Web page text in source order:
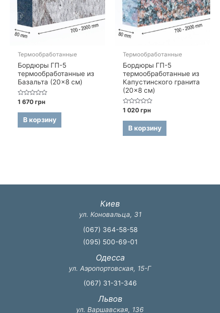
Термообработанные
Бордюры ГП-5
термообработанные из
Базальта (20×8 см)
Оценка
из
1 670грн
В корзину
Термообработанные
Бордюры ГП-5
термообработанные из
Капустинского гранита
(20×8 см)
Оценка
из
1 020грн
В корзину
Киев
ул. Коновальца, 31
(067) 364-58-58
(095) 500-69-01
Одесса
ул. Аэропортовская, 15-Г
(067) 31-31-346
Львов
ул. Варшавская, 136